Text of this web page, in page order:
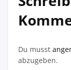
Du musst
abzugeben.